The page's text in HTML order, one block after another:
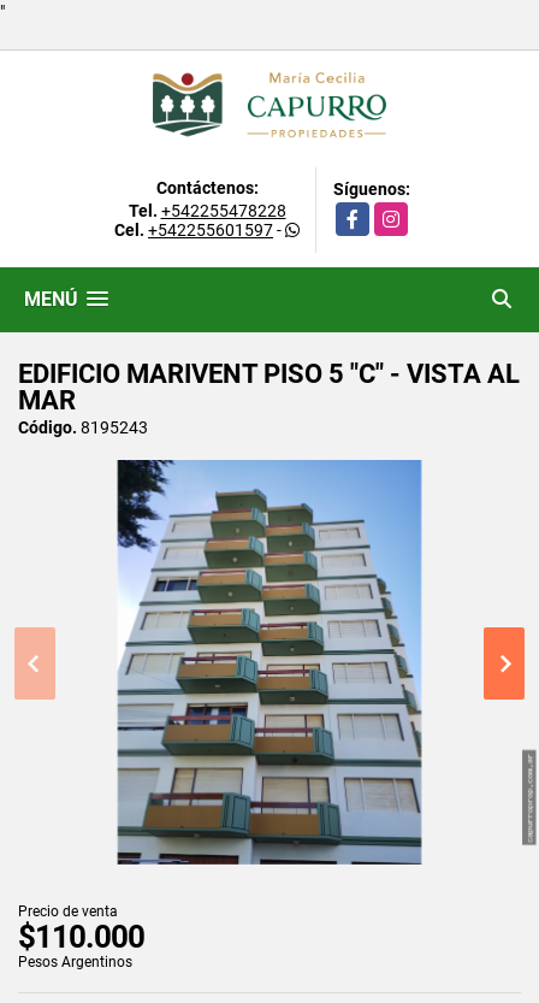
"
Contáctenos:
Tel. +542255478228
Cel. +542255601597-
Síguenos:
FacebookInstagram
MENÚ
EDIFICIO MARIVENT PISO 5 "C" - VISTA AL
MAR
Código. 8195243
Precio de venta
$110.000
Pesos Argentinos